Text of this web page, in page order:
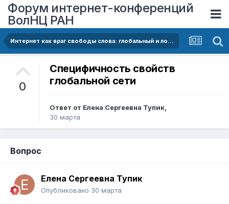
Форум интернет-конференций
ВолНЦ РАН
Интернет как враг свободы слова: глобальный и локальный аспекты проблемы
0
Специфичность свойств
глобальной сети
Ответ от Елена Сергеевна Тупик,
30 марта
Вопрос
Елена Сергеевна Тупик
Опубликовано 30 марта